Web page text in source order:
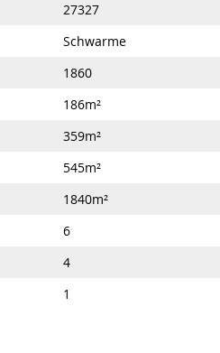
27327
Schwarme
1860
186m²
359m²
545m²
1840m²
6
4
1